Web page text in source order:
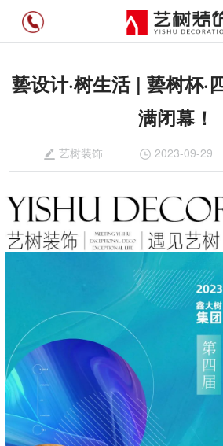
兿设计·树生活 | 兿树杯·
满闭幕！
艺树装饰 2023-09-29